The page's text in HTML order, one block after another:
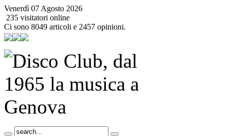
Venerdì 07 Agosto 2026
235 visitatori online
Ci sono 8049 articoli e 2457 opinioni.